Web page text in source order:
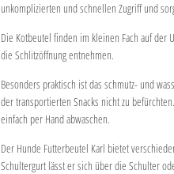
unkomplizierten und schnellen Zugriff und
Die Kotbeutel finden im kleinen Fach auf der
die Schlitzöffnung entnehmen.
Besonders praktisch ist das schmutz- und
der transportierten Snacks nicht zu
einfach per Hand abwaschen.
Der Hunde Futterbeutel Karl bietet
Schultergurt lässt er sich über die Schulter